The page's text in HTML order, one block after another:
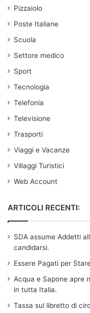
Pizzaiolo
Poste Italiane
Scuola
Settore medico
Sport
Tecnologia
Telefonia
Televisione
Trasporti
Viaggi e Vacanze
Villaggi Turistici
Web Account
ARTICOLI RECENTI:
SDA assume Addetti
candidarsi.
Essere Pagati per
Acqua e Sapone apre
in tutta Italia.
Tassa sul libretto di